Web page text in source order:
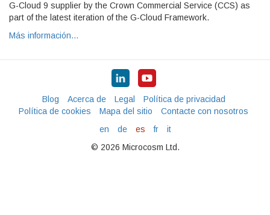
G-Cloud 9 supplier by the Crown Commercial Service (CCS) as
part of the latest iteration of the G-Cloud Framework.
Más información…
Blog Acerca de Legal
Política de privacidad
Política de cookies
Mapa del sitio
Contacte con nosotros
en
de es fr
it
© 2026 Microcosm Ltd.